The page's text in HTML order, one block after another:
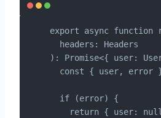
export async function
  headers: Headers
): Promise<{ user:
const { user, error
  if (error) {
return { user: